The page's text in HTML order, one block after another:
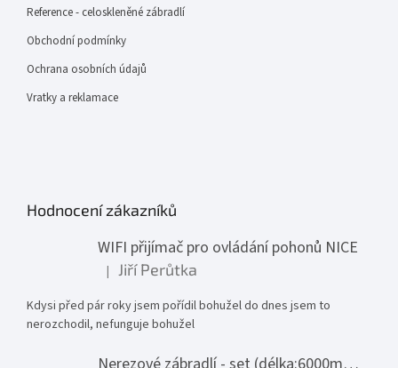
Reference - celoskleněné zábradlí
Obchodní podmínky
Ochrana osobních údajů
Vratky a reklamace
Hodnocení zákazníků
WIFI přijímač pro ovládání pohonů NICE
Hodnocení produktu je 1 z 5 hvězdiček.
| Jiří Perůtka
Kdysi před pár roky jsem pořídil bohužel do dnes jsem to
nerozchodil, nefunguje bohužel